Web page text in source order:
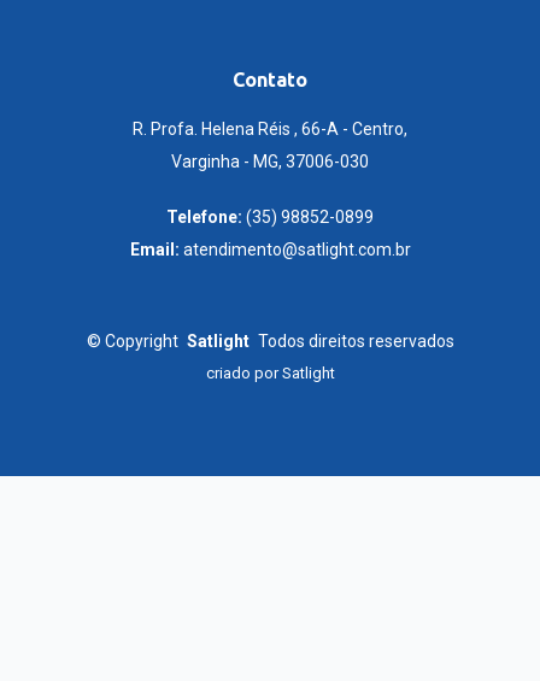
Contato
R. Profa. Helena Réis , 66-A - Centro,
Varginha - MG, 37006-030
Telefone: (35) 98852-0899
Email: atendimento@satlight.com.br
© Copyright Satlight Todos direitos reservados
criado porSatlight